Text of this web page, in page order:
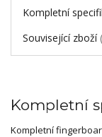
Kompletní
Související zboží
Kompletní
Kompletní